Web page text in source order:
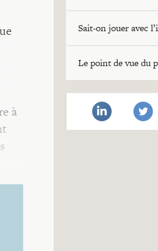
à
Sait-on jouer avec
Le point de vue du